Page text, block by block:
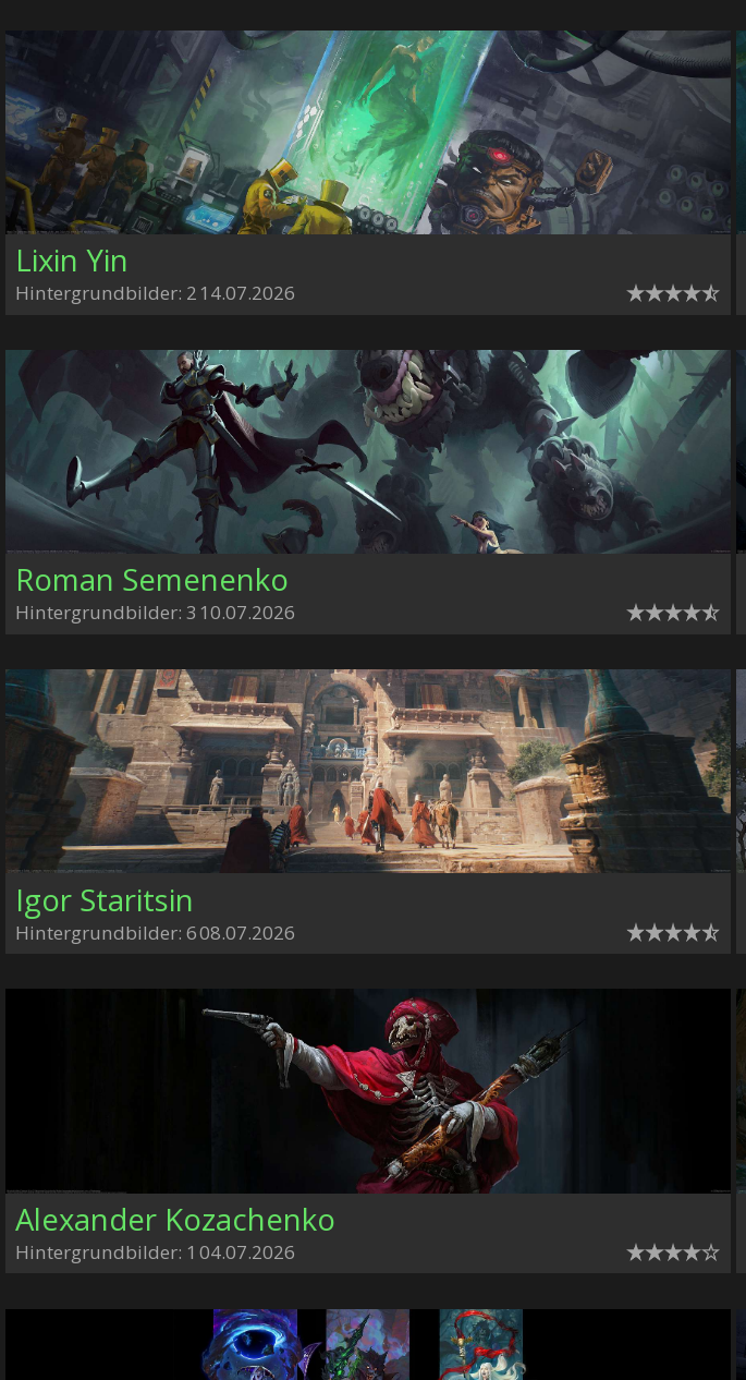
Lixin Yin
Hintergrundbilder: 214.07.2026
Roman Semenenko
Hintergrundbilder: 3 10.07.2026
Igor Staritsin
Hintergrundbilder: 608.07.2026
Alexander Kozachenko
Hintergrundbilder: 1 04.07.2026